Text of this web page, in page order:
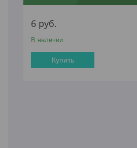
6 руб.
В наличии
Купить